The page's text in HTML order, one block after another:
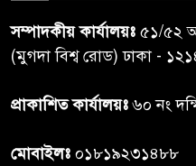
৮
৯
সম্পাদকীয় কার্যালয়ঃ ৫১/৫২
(মুগদা বিশ্ব রোড) ঢাকা -
প্রাকাশিত কার্যালয়ঃ৬০ নং
মোবাইলঃ ০১৮১৯২৩১৪৮৮